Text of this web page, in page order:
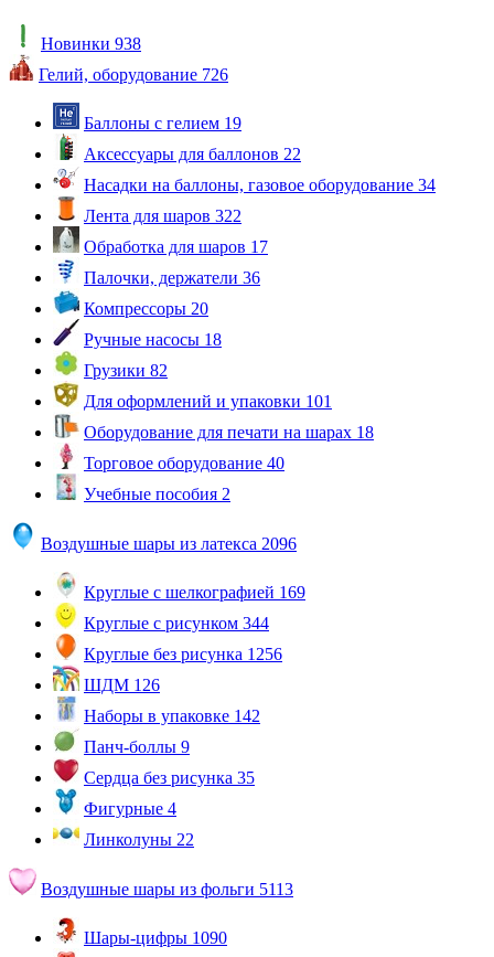
Новинки 938
Гелий, оборудование 726
Баллоны с гелием 19
Аксессуары для баллонов 22
Насадки на баллоны, газовое оборудование 34
Лента для шаров 322
Обработка для шаров 17
Палочки, держатели 36
Компрессоры 20
Ручные насосы 18
Грузики 82
Для оформлений и упаковки 101
Оборудование для печати на шарах 18
Торговое оборудование 40
Учебные пособия 2
Воздушные шары из латекса 2096
Круглые с шелкографией 169
Круглые с рисунком 344
Круглые без рисунка 1256
ШДМ 126
Наборы в упаковке 142
Панч-боллы 9
Сердца без рисунка 35
Фигурные 4
Линколуны 22
Воздушные шары из фольги 5113
Шары-цифры 1090